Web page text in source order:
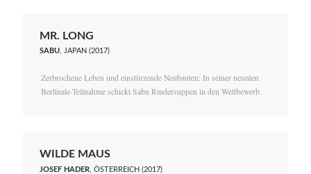
MR. LONG
SABU, JAPAN (2017)
Zerbrochene Leben und einstürzende Neubauten: In seiner neunten
Berlinale-Teilnahme schickt Sabu Rindersuppen in den Wettbewerb.
WILDE MAUS
JOSEF HADER , ÖSTERREICH (2017)